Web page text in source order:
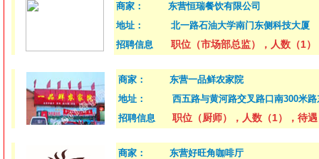
商家：
东营恒瑞餐饮有限公司
地址：
北一路石油大学南门东侧科技大厦
招聘信息
职位（市场部总监），人数（1
商家：
东营一品鲜农家院
地址：
西五路与黄河路交叉路口南300米路
招聘信息
职位（厨师），人数（1），待
商家：
东营好旺角咖啡厅